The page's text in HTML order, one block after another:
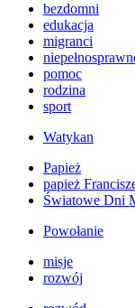
bezdomni
edukacja
migranci
pomoc
rodzina
sport
Watykan
Papież
papież
Światowe Dni
Powołanie
misje
rozwój